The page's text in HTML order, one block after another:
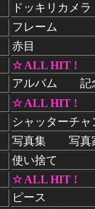
ドッキリカメラ
フレーム
赤目
☆ ALL HIT !
アルバム 記
☆ ALL HIT !
シャッターチャ
写真集 写真
使い捨て
☆ ALL HIT !
ピース